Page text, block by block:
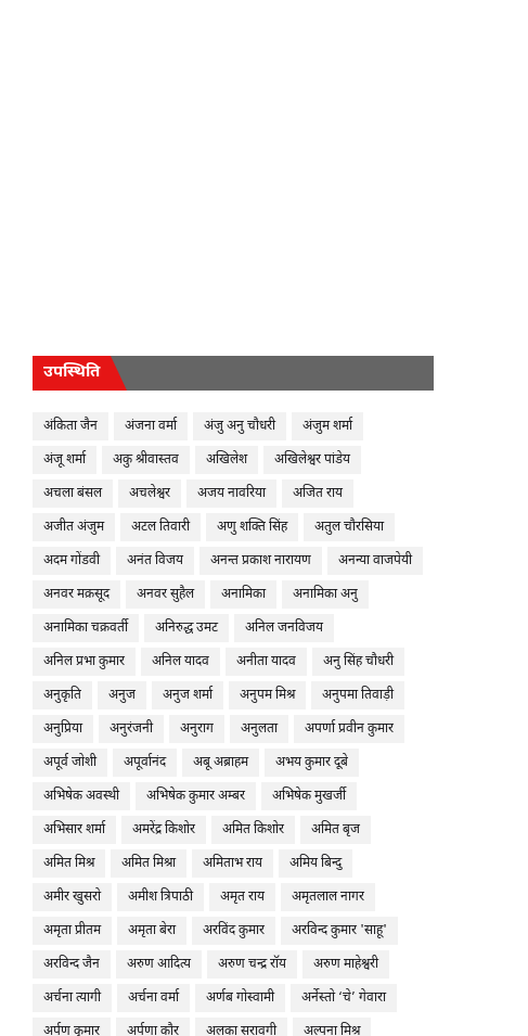
उपस्थिति
अंकिता जैन अंजना वर्मा अंजु अनु चौधरी
अंजुम शर्मा
अंजू शर्मा
अकु श्रीवास्तव अखिलेश
अखिलेश्वर पांडेय
अचला बंसल
अचलेश्वर अजय नावरिया
अजित राय
अजीत अंजुम
अटल तिवारी अणु शक्ति सिंह
अतुल चौरसिया
अदम गोंडवी
अनंत विजय अनन्त प्रकाश नारायण
अनन्या वाजपेयी
अनवर मक़सूद
अनवर सुहैल अनामिका
अनामिका अनु
अनामिका चक्रवर्ती
अनिरुद्ध उमट
अनिल जनविजय
अनिल प्रभा कुमार
अनिल यादव अनीता यादव
अनु सिंह चौधरी
अनुकृति
अनुज अनुज शर्मा अनुपम मिश्र
अनुपमा तिवाड़ी
अनुप्रिया
अनुरंजनी अनुराग अनुलता
अपर्णा प्रवीन कुमार
अपूर्व जोशी
अपूर्वानंद अबू अब्राहम
अभय कुमार दूबे
अभिषेक अवस्थी
अभिषेक कुमार अम्बर
अभिषेक मुखर्जी
अभिसार शर्मा
अमरेंद्र किशोर अमित किशोर
अमित बृज
अमित मिश्र
अमित मिश्रा अमिताभ राय
अमिय बिन्दु
अमीर खुसरो
अमीश त्रिपाठी अमृत राय
अमृतलाल नागर
अमृता प्रीतम
अमृता बेरा अरविंद कुमार
अरविन्द कुमार 'साहू'
अरविन्द जैन
अरुण आदित्य अरुण चन्द्र रॉय
अरुण माहेश्वरी
अर्चना त्यागी
अर्चना वर्मा अर्णब गोस्वामी
अर्नेस्तो ‘चे’ गेवारा
अर्पण कुमार
अर्पणा कौर अलका सरावगी अल्पना मिश्र